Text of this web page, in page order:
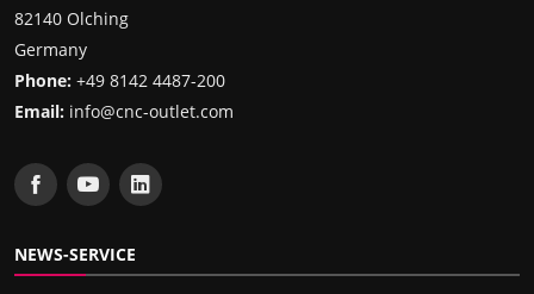
82140 Olching
Germany
Phone: +49 8142 4487-200
Email: info@cnc-outlet.com
NEWS-SERVICE